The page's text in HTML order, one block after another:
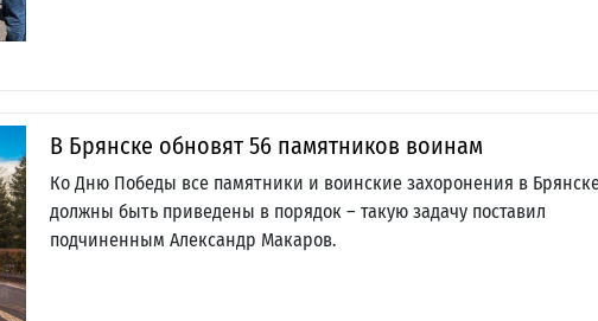
В Брянске обновят 56 памятников воинам
Ко Дню Победы все памятники и воинские захоронения в
должны быть приведены в порядок – такую задачу поставил
подчиненным Александр Макаров.